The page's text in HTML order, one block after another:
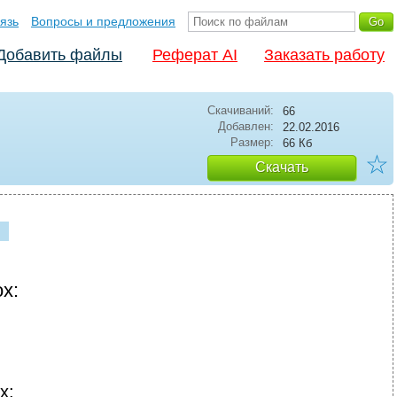
Вопросы и предложения
файлы Реферат AI Заказать работу
Скачиваний:
66
Добавлен:
22.02.2016
Размер:
66 Кб
Скачать ☆